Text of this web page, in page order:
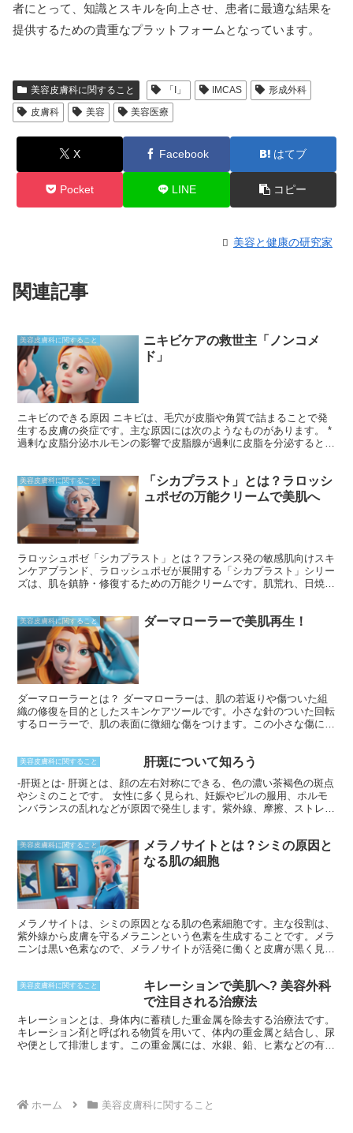
者にとって、知識とスキルを向上させ、患者に最適な結果を
提供するための貴重なプラットフォームとなっています。
美容皮膚科に関すること 「I」 IMCAS
形成外科
皮膚科
美容 美容医療
X Facebook はてブ
Pocket LINE コピー
美容と健康の研究家
関連記事
美容皮膚科に関すること
ニキビケアの救世主「ノンコメ
ド」
ニキビのできる原因 ニキビは、毛穴が皮脂や角質で詰まることで発
生する皮膚の炎症です。主な原因には次のようなものがあります。 *
過剰な皮脂分泌ホルモンの影響で皮脂腺が過剰に皮脂を分泌すると、
クネ菌の増殖毛穴内に存在するアクネ菌は、皮脂をエサにして増殖
し、炎症を引き起こします。
美容皮膚科に関すること
「シカプラスト」とは？ラロッシ
ュポゼの万能クリームで美肌へ
ラロッシュポゼ「シカプラスト」とは？フランス発の敏感肌向けスキ
ンケアブランド、ラロッシュポゼが展開する「シカプラスト」シリー
ズは、肌を鎮静・修復するための万能クリームです。肌荒れ、日焼
バリア機能を回復させます。さらに、マデカッソシドなどの有効成分
も配合されており、肌を保湿し、キメを整えます。そのため、敏感肌
でも安心して使用することができます。
美容皮膚科に関すること ダーマローラーで美肌再生！
ダーマローラーとは？ ダーマローラーは、肌の若返りや傷ついた組
織の修復を目的としたスキンケアツールです。小さな針のついた回転
するローラーで、肌の表面に微細な傷をつけます。この小さな傷によ
ーを促す効果もあります。
美容皮膚科に関すること 肝斑について知ろう
-肝斑とは- 肝斑とは、顔の左右対称にできる、色の濃い茶褐色の斑点
やシミのことです。 女性に多く見られ、妊娠やピルの服用、ホルモ
ンバランスの乱れなどが原因で発生します。紫外線、摩擦、ストレス
美容皮膚科に関すること
メラノサイトとは？シミの原因と
なる肌の細胞
メラノサイトは、シミの原因となる肌の色素細胞です。主な役割は、
紫外線から皮膚を守るメラニンという色素を生成することです。メラ
ニンは黒い色素なので、メラノサイトが活発に働くと皮膚が黒く見え
す。
美容皮膚科に関すること
キレーションで美肌へ? 美容外科
で注目される治療法
キレーションとは、身体内に蓄積した重金属を除去する治療法です。
キレーション剤と呼ばれる物質を用いて、体内の重金属と結合し、尿
や便として排泄します。この重金属には、水銀、鉛、ヒ素などの有害
ホーム 美容皮膚科に関すること